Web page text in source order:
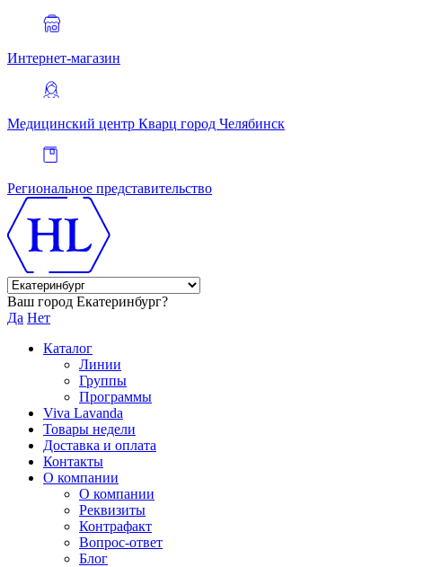
Интернет-магазин
Медицинский центр Кварц город Челябинск
Региональное представительство
Ваш город Екатеринбург?
Да Нет
Каталог
Линии
Группы
Программы
Viva Lavanda
Товары недели
Доставка и оплата
Контакты
О компании
О компании
Реквизиты
Контрафакт
Вопрос-ответ
Блог